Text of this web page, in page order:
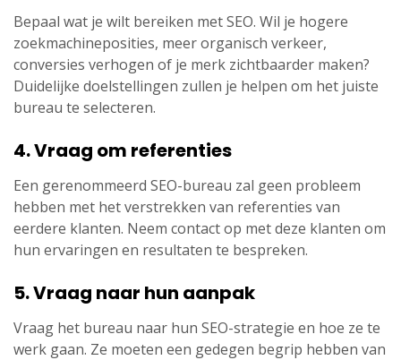
Bepaal wat je wilt bereiken met SEO. Wil je hogere
zoekmachineposities, meer organisch verkeer,
conversies verhogen of je merk zichtbaarder maken?
Duidelijke doelstellingen zullen je helpen om het juiste
bureau te selecteren.
4. Vraag om referenties
Een gerenommeerd SEO-bureau zal geen probleem
hebben met het verstrekken van referenties van
eerdere klanten. Neem contact op met deze klanten om
hun ervaringen en resultaten te bespreken.
5. Vraag naar hun aanpak
Vraag het bureau naar hun SEO-strategie en hoe ze te
werk gaan. Ze moeten een gedegen begrip hebben van